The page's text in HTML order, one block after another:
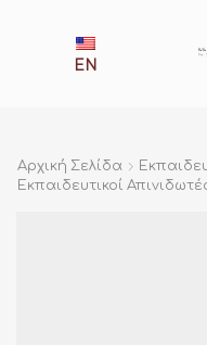
EN
Αρχική Σελίδα
Εκπαιδευτικοί